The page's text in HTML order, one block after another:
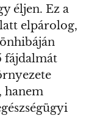
éljen. Ez a
elpárolog,
fájdalmát
hanem